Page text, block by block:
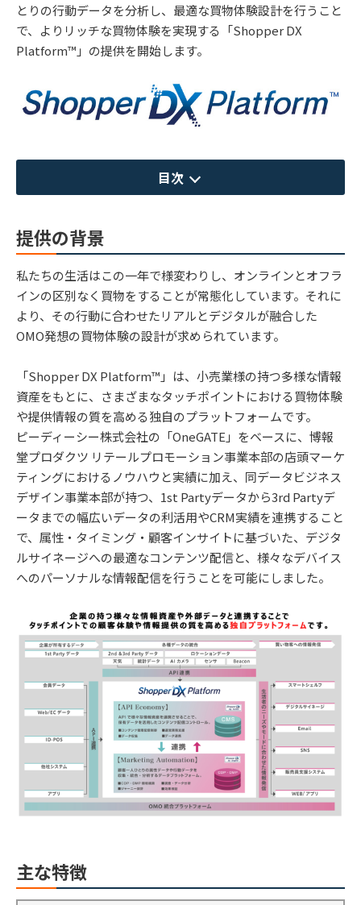
とりの行動データを分析し、最適な買物体験設計を行うこと
で、よりリッチな買物体験を実現する「Shopper DX
Platform™」の提供を開始します。
目次
提供の背景
私たちの生活はこの一年で様変わりし、オンラインとオフラ
インの区別なく買物をすることが常態化しています。それに
より、その行動に合わせたリアルとデジタルが融合した
OMO発想の買物体験の設計が求められています。
「Shopper DX Platform™」は、小売業様の持つ多様な情報
資産をもとに、さまざまなタッチポイントにおける買物体験
や提供情報の質を高める独自のプラットフォームです。
ピーディーシー株式会社の「OneGATE」をベースに、博報
堂プロダクツ リテールプロモーション事業本部の店頭マーケ
ティングにおけるノウハウと実績に加え、同データビジネス
デザイン事業本部が持つ、1st Partyデータから3rd Partyデ
ータまでの幅広いデータの利活用やCRM実績を連携すること
で、属性・タイミング・顧客インサイトに基づいた、デジタ
ルサイネージへの最適なコンテンツ配信と、様々なデバイス
へのパーソナルな情報配信を行うことを可能にしました。
主な特徴